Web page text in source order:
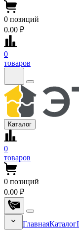
0 позиций
0.00 ₽
0
товаров
Каталог
0
товаров
0 позиций
0.00 ₽
ГлавнаяКаталог